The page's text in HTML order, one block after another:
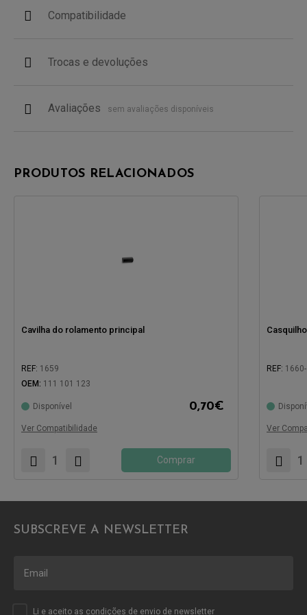
Compatibilidade
Trocas e devoluções
Avaliações sem avaliações disponíveis
PRODUTOS RELACIONADOS
Cavilha do rolamento principal
REF: 1659
OEM: 111 101 123
Disponível 0,70€
Ver Compatibilidade
Comprar
REF:
Ver
SUBSCREVE A NEWSLETTER
Li e aceito as condições de envio de newsletter